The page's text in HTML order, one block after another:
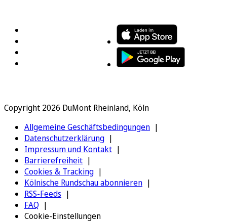
Copyright 2026 DuMont Rheinland, Köln
Allgemeine Geschäftsbedingungen
Datenschutzerklärung
Impressum und Kontakt
Barrierefreiheit
Cookies & Tracking
Kölnische Rundschau abonnieren
RSS-Feeds
FAQ
Cookie-Einstellungen